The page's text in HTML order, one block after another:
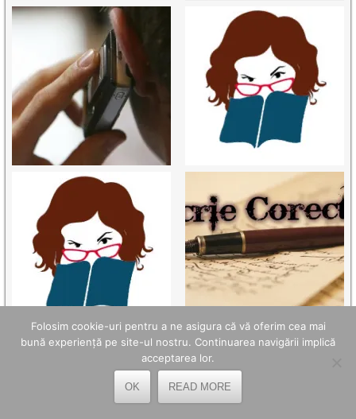
Folosim cookie-uri pentru a ne asigura că vă oferim cea mai
bună experiență pe site-ul nostru. Continuarea navigării implică
acceptarea lor.
OK READ MORE